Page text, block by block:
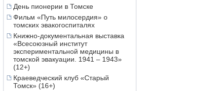
День пионерии в Томске
Фильм «Путь милосердия» о
томских эвакогоспиталях
Книжно-документальная выставка
«Всесоюзный институт
экспериментальной медицины в
томской эвакуации. 1941 – 1943»
(12+)
Краеведческий клуб «Старый
Томск» (16+)